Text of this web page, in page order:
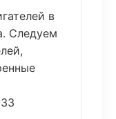
в
Следуем